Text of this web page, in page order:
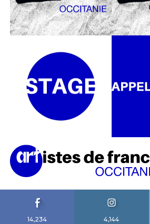
14,234
4,144